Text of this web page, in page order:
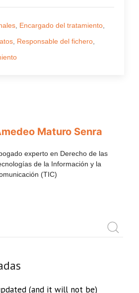
Encargado del tratamiento
Responsable del fichero
Maturo Senra
experto en Derecho de las
de la Información y la
(TIC)
(and it will not be)